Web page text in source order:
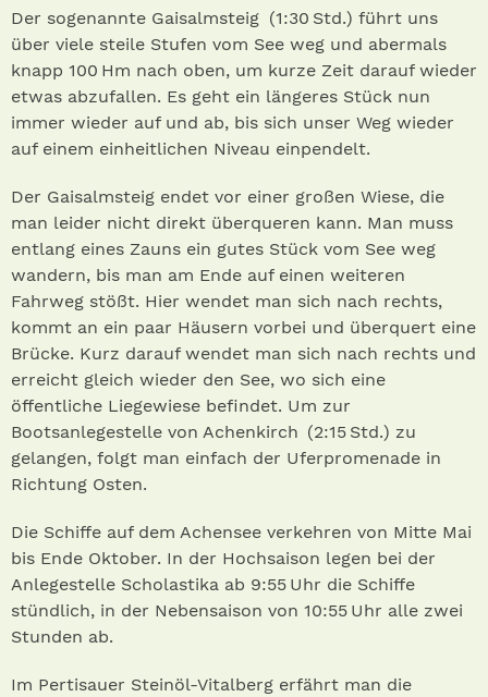
Der sogenannte Gaisalmsteig (1:30 Std.) führt uns
über viele steile Stufen vom See weg und abermals
knapp 100 Hm nach oben, um kurze Zeit darauf wieder
etwas abzufallen. Es geht ein längeres Stück nun
immer wieder auf und ab, bis sich unser Weg wieder
auf einem einheitlichen Niveau einpendelt.
Der Gaisalmsteig endet vor einer großen Wiese, die
man leider nicht direkt überqueren kann. Man muss
entlang eines Zauns ein gutes Stück vom See weg
wandern, bis man am Ende auf einen weiteren
Fahrweg stößt. Hier wendet man sich nach rechts,
kommt an ein paar Häusern vorbei und überquert eine
Brücke. Kurz darauf wendet man sich nach rechts und
erreicht gleich wieder den See, wo sich eine
öffentliche Liegewiese befindet. Um zur
Bootsanlegestelle von Achenkirch (2:15 Std.) zu
gelangen, folgt man einfach der Uferpromenade in
Richtung Osten.
Die Schiffe auf dem Achensee verkehren von Mitte Mai
bis Ende Oktober. In der Hochsaison legen bei der
Anlegestelle Scholastika ab 9:55 Uhr die Schiffe
stündlich, in der Nebensaison von 10:55 Uhr alle zwei
Stun­den ab.
Im Pertisauer Steinöl-Vitalberg erfährt man die